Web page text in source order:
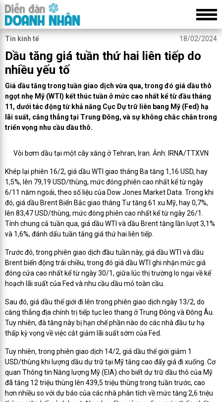
Tin kinh tế 18/02/2024
Dầu tăng giá tuần thứ hai liên tiếp do
nhiều yếu tố
Giá dầu tăng trong tuần giao dịch vừa qua, trong đó giá dầu thô
ngọt nhẹ Mỹ (WTI) kết thúc tuần ở mức cao nhất kể từ đầu tháng
11, dưới tác động từ khả năng Cục Dự trữ liên bang Mỹ (Fed) hạ
lãi suất, căng thẳng tại Trung Đông, và sự không chắc chắn trong
triển vọng nhu cầu dầu thô.
Vòi bơm dầu tại một cây xăng ở Tehran, Iran. Ảnh: IRNA/TTXVN
Khép lại phiên 16/2, giá dầu WTI giao tháng Ba tăng 1,16 USD, hay
1,5%, lên 79,19 USD/thùng, mức đóng phiên cao nhất kể từ ngày
6/11 năm ngoái, theo số liệu của Dow Jones Market Data. Trong khi
đó, giá dầu Brent Biển Bắc giao tháng Tư tăng 61 xu Mỹ, hay 0,7%,
lên 83,47 USD/thùng, mức đóng phiên cao nhất kể từ ngày 26/1.
Tính chung cả tuần qua, giá dầu WTI và dầu Brent tăng lần lượt 3,1%
và 1,6%, đánh dấu tuần tăng giá thứ hai liên tiếp.
Trước đó, trong phiên giao dịch đầu tuần này, giá dầu WTI và dầu
Brent biến động trái chiều, trong đó giá dầu WTI ghi nhận mức giá
đóng cửa cao nhất kể từ ngày 30/1, giữa lúc thị trường lo ngại về kế
hoạch lãi suất của Fed và nhu cầu dầu mỏ toàn cầu.
Sau đó, giá dầu thế giới đi lên trong phiên giao dịch ngày 13/2, do
căng thẳng địa chính trị tiếp tục leo thang ở Trung Đông và Đông Âu.
Tuy nhiên, đà tăng này bị hạn chế phần nào do các nhà đầu tư hạ
thấp kỳ vọng về việc cắt giảm lãi suất sớm của Fed.
Tuy nhiên, trong phiên giao dịch 14/2, giá dầu thế giới giảm 1
USD/thùng khi lượng dầu dự trữ tại Mỹ tăng cao đẩy giá đi xuống. Cơ
quan Thông tin Năng lượng Mỹ (EIA) cho biết dự trữ dầu thô của Mỹ
đã tăng 12 triệu thùng lên 439,5 triệu thùng trong tuần trước, cao
hơn nhiều so với dự báo của các nhà phân tích về mức tăng 2,6 triệu